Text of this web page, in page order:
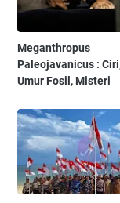
Meganthropus
Paleojavanicus :
Umur Fosil, Misteri